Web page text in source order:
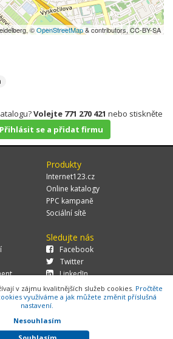
©OpenStreetMap& contributors, CC-BY-SA
Volejte 771 270 421 nebo stiskněte
Přihlásit se a přidat firmu
Produkty
Internet123.cz
Online katalogy
PPC kampaně
Sociální sítě
Sledujte nás
Facebook
Twitter
LinkedIn
Za Potokem 46/4, 106 00 Praha 10, tel.:
421, verze 1.29.0.143,
Cookies
v zájmu kvalitnějších služeb cookies. Pročtěte
využíváme a jak můžete změnit příslušná
nastavení.
Nesouhlasím
Souhlasím